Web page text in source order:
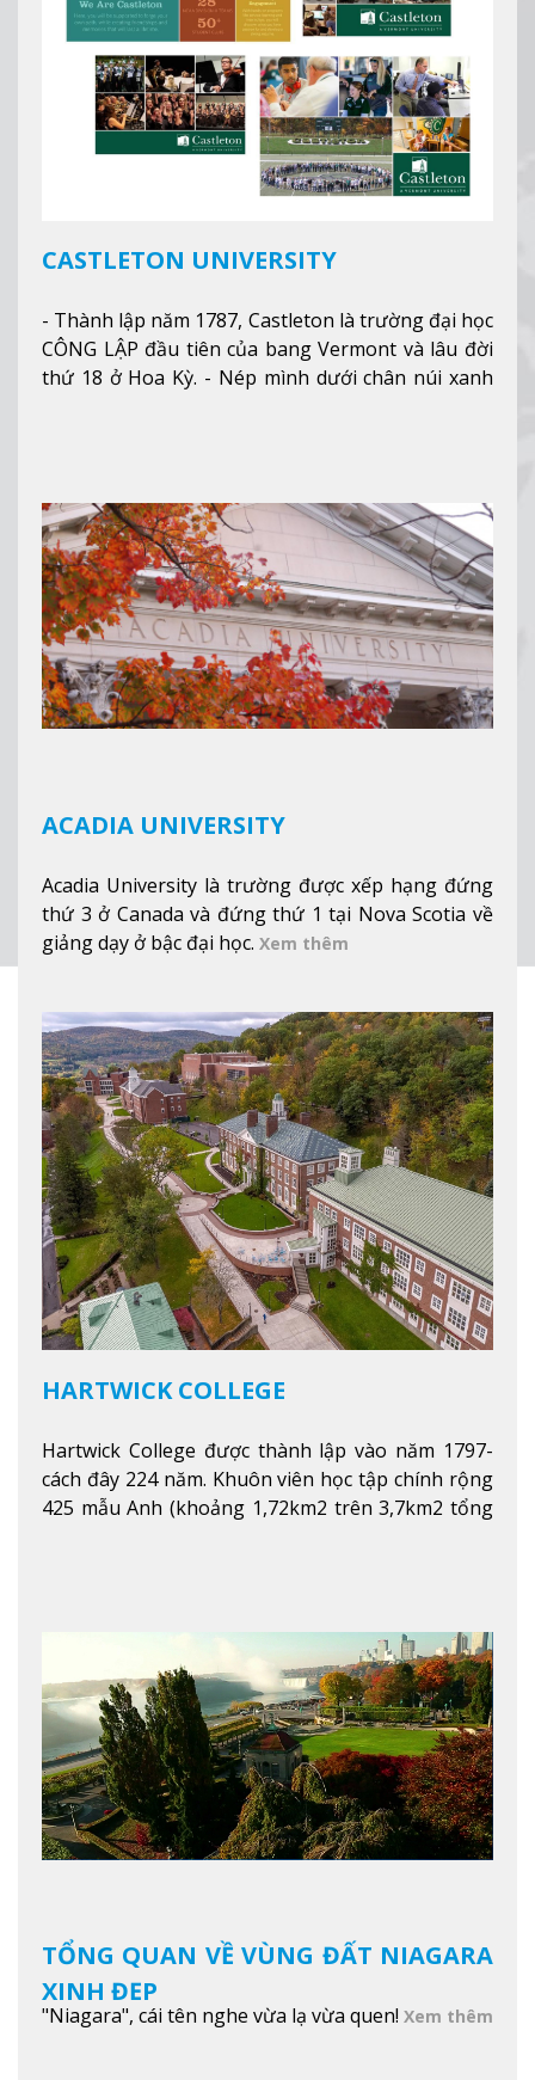
CASTLETON UNIVERSITY
- Thành lập năm 1787, Castleton là trường đại học
CÔNG LẬP đầu tiên của bang Vermont và lâu đời
thứ 18 ở Hoa Kỳ. - Nép mình dưới chân núi xanh
tuyết của trường, sinh viên có thể thưởng thức vẻ
đẹp tự nhiên của Vermont từ mọi góc trong
khuôn viên trường.Xem thêm
ACADIA UNIVERSITY
Acadia University là trường được xếp hạng đứng
thứ 3 ở Canada và đứng thứ 1 tại Nova Scotia về
giảng dạy ở bậc đại học. Xem thêm
HARTWICK COLLEGE
Hartwick College được thành lập vào năm 1797-
cách đây 224 năm. Khuôn viên học tập chính rộng
425 mẫu Anh (khoảng 1,72km2 trên 3,7km2 tổng
TỔNG QUAN VỀ VÙNG ĐẤT NIAGARA
XINH ĐẸP
"Niagara", cái tên nghe vừa lạ vừa quen! Xem thêm